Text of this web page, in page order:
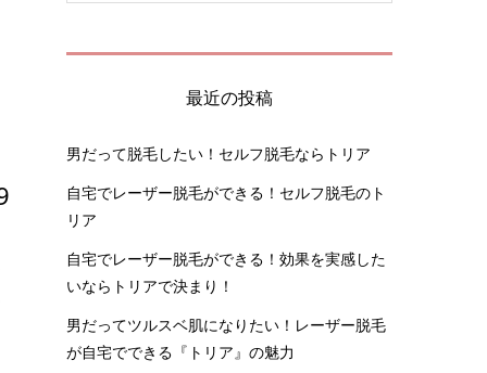
最近の投稿
男だって脱毛したい！セルフ脱毛ならトリア
自宅でレーザー脱毛ができる！セルフ脱毛のト
リア
自宅でレーザー脱毛ができる！効果を実感した
いならトリアで決まり！
男だってツルスベ肌になりたい！レーザー脱毛
が自宅でできる『トリア』の魅力